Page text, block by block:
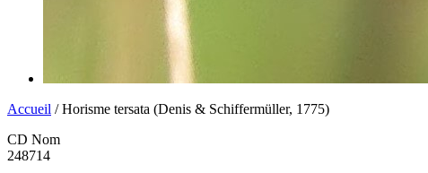
Accueil / Horisme tersata (Denis & Schiffermüller, 1775)
CD Nom
248714